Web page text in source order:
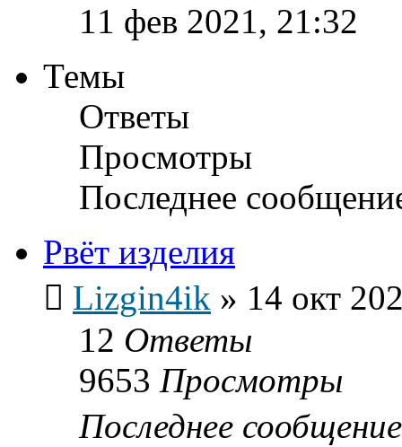
11 фев 2021, 21:32
Темы
Ответы
Просмотры
Последнее
Рвёт изделия
Lizgin4ik » 14 окт
12 Ответы
9653 Просмотры
Последнее